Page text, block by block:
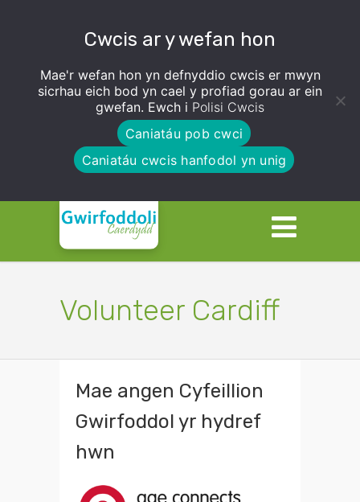
Cwcis ar y wefan hon
Mae'r wefan hon yn defnyddio cwcis er mwyn
sicrhau eich bod yn cael y profiad gorau ar ein
gwefan. Ewch i Polisi Cwcis
Caniatáu pob cwci
Caniatáu cwcis hanfodol yn unig
Volunteer Cardiff
Mae angen Cyfeillion
Gwirfoddol yr hydref
hwn